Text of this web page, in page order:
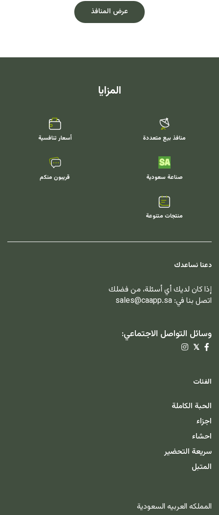
عرض المنافذ
المزايا
منافذ بيع متعددة أسعار تنافسية
صناعة سعودية قريبون منكم
منتجات متنوعة
دعنا نساعدك
إذا كان لديك أي أسئلة، من فضلك
اتصل بنا في: sales@caapp.sa
وسائل التواصل الاجتماعي:
𝕏
الفئات
الحبة الكاملة
اجزاء
احشاء
سريعة التحضير
المتبل
المملكه العربيه السعودية